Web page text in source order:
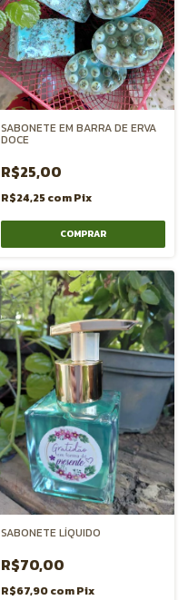
SABONETE EM BARRA DE ERVA
DOCE
R$25,00
R$24,25comPix
SABONETE LÍQUIDO
R$70,00
R$67,90comPix